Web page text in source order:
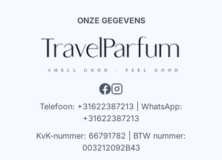
ONZE GEGEVENS
Telefoon: +31622387213 | WhatsApp:
+31622387213
KvK-nummer: 66791782 | BTW nummer:
003212092B43